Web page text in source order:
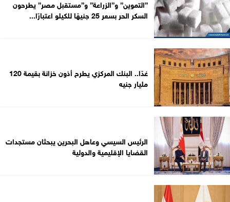
”التموين” و”الزراعة” و”مستقبل مصر” يطرحون
السكر الحر بسعر 25 جنيهًا للكيلو اعتبارًا...
غدًا.. البنك المركزي يطرح أذون خزانة بقيمة 120
مليار جنيه
الرئيس السيسي وعاهل البحرين يبحثان مستجدات
القضايا الإقليمية والدولية